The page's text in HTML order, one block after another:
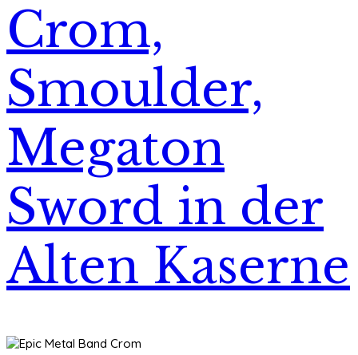
Crom,
Smoulder,
Megaton
Sword in der
Alten Kaserne